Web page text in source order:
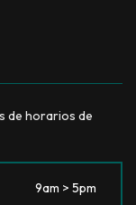
de horarios de
9am > 5pm